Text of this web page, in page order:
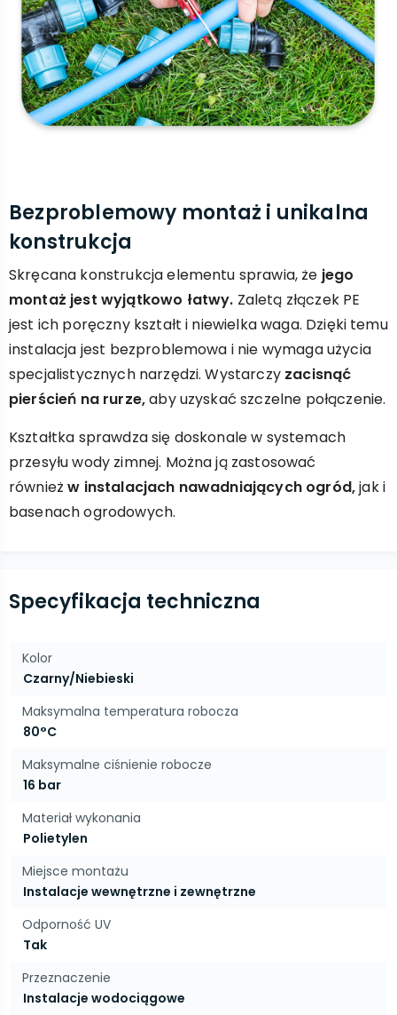
Bezproblemowy montaż i unikalna
konstrukcja
Skręcana konstrukcja elementu sprawia, że jego
montaż jest wyjątkowo łatwy. Zaletą złączek PE
jest ich poręczny kształt i niewielka waga. Dzięki temu
instalacja jest bezproblemowa i nie wymaga użycia
specjalistycznych narzędzi. Wystarczy zacisnąć
pierścień na rurze,aby uzyskać szczelne połączenie.
Kształtka sprawdza się doskonale w systemach
przesyłu wody zimnej. Można ją zastosować
równieżw instalacjach nawadniających ogród,jak i
basenach ogrodowych.
Specyfikacja techniczna
Kolor
Czarny/Niebieski
Maksymalna temperatura robocza
80°C
Maksymalne ciśnienie robocze
16 bar
Materiał wykonania
Polietylen
Miejsce montażu
Instalacje wewnętrzne i zewnętrzne
Odporność UV
Tak
Przeznaczenie
Instalacje wodociągowe